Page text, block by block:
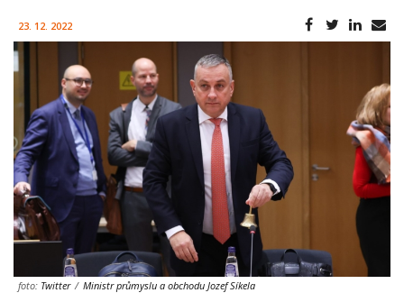
23. 12. 2022
foto: Twitter / Ministr průmyslu a obchodu Jozef Síkela